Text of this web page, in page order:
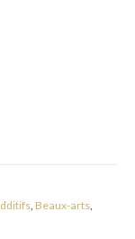
, Beaux-arts,